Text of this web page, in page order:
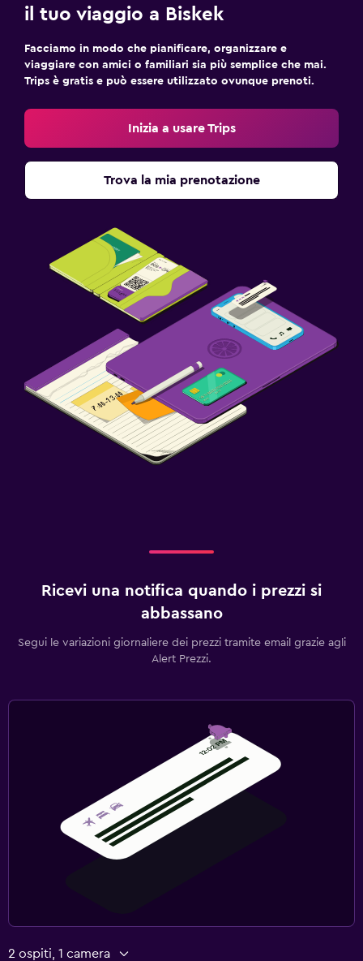
Area fumatori
Ingresso privato
Servizio stiro
Cucina condivisa
Bollitore per tè/caffè
Tavolo da pranzo
Piscina scoperta
Sauna
Spazio di lavoro
il tuo viaggio a Biskek
Facciamo in modo che pianificare, organizzare e
viaggiare con amici o familiari sia più semplice che mai.
Trips è gratis e può essere utilizzato ovunque prenoti.
Inizia a usare Trips
Trova la mia prenotazione
Ricevi una notifica quando i prezzi si
abbassano
Segui le variazioni giornaliere dei prezzi tramite email grazie agli
Alert Prezzi.
2 ospiti, 1 camera